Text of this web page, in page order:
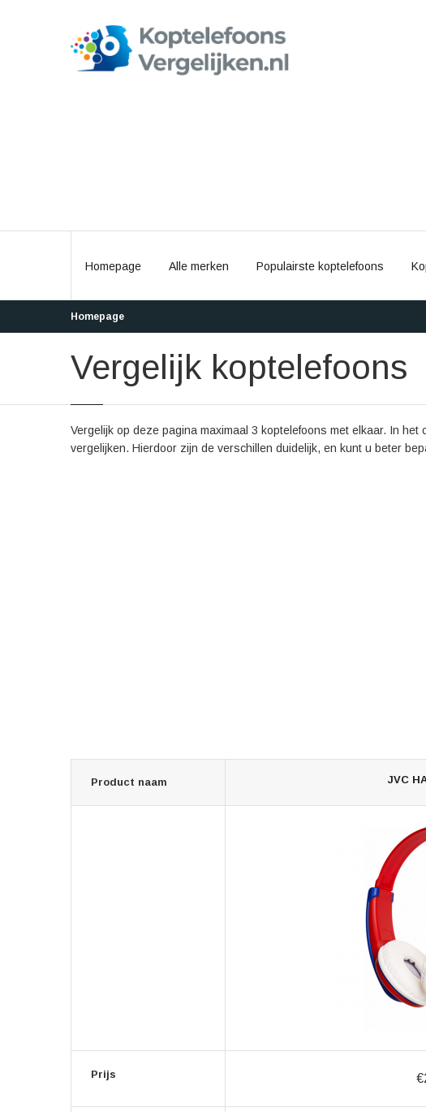
Homepage Alle merken Populairste koptelefoons
Homepage
Vergelijk koptelefoons
Vergelijk op deze pagina maximaal 3 koptelefoons met elkaar. In
vergelijken. Hierdoor zijn de verschillen duidelijk, en kunt u beter
Product naam JVC
Prijs